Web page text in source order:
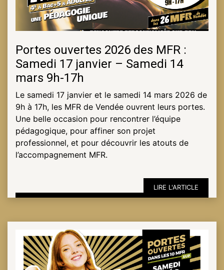
Portes ouvertes 2026 des MFR :
Samedi 17 janvier – Samedi 14
mars 9h-17h
Le samedi 17 janvier et le samedi 14 mars 2026 de
9h à 17h, les MFR de Vendée ouvrent leurs portes.
Une belle occasion pour rencontrer l’équipe
pédagogique, pour affiner son projet
professionnel, et pour découvrir les atouts de
l’accompagnement MFR.
LIRE L'ARTICLE